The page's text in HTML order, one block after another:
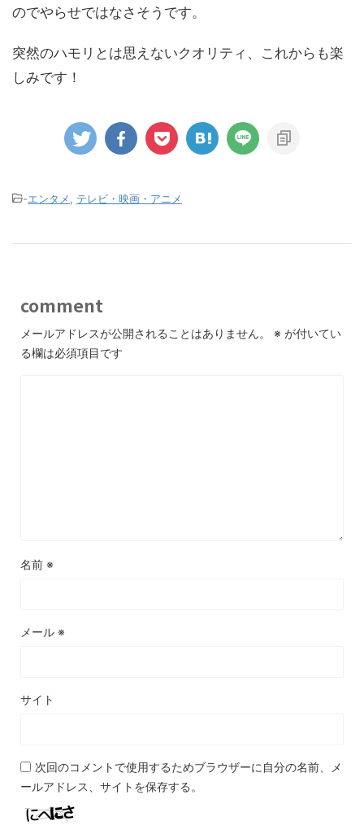
のでやらせではなさそうです。
突然のハモリとは思えないクオリティ、これからも楽
しみです！
-エンタメ テレビ・映画・アニメ
comment
メールアドレスが公開されることはありません。 ※ が付いてい
る欄は必須項目です
名前 ※
メール ※
サイト
次回のコメントで使用するためブラウザーに自分の名前、メ
ールアドレス、サイトを保存する。